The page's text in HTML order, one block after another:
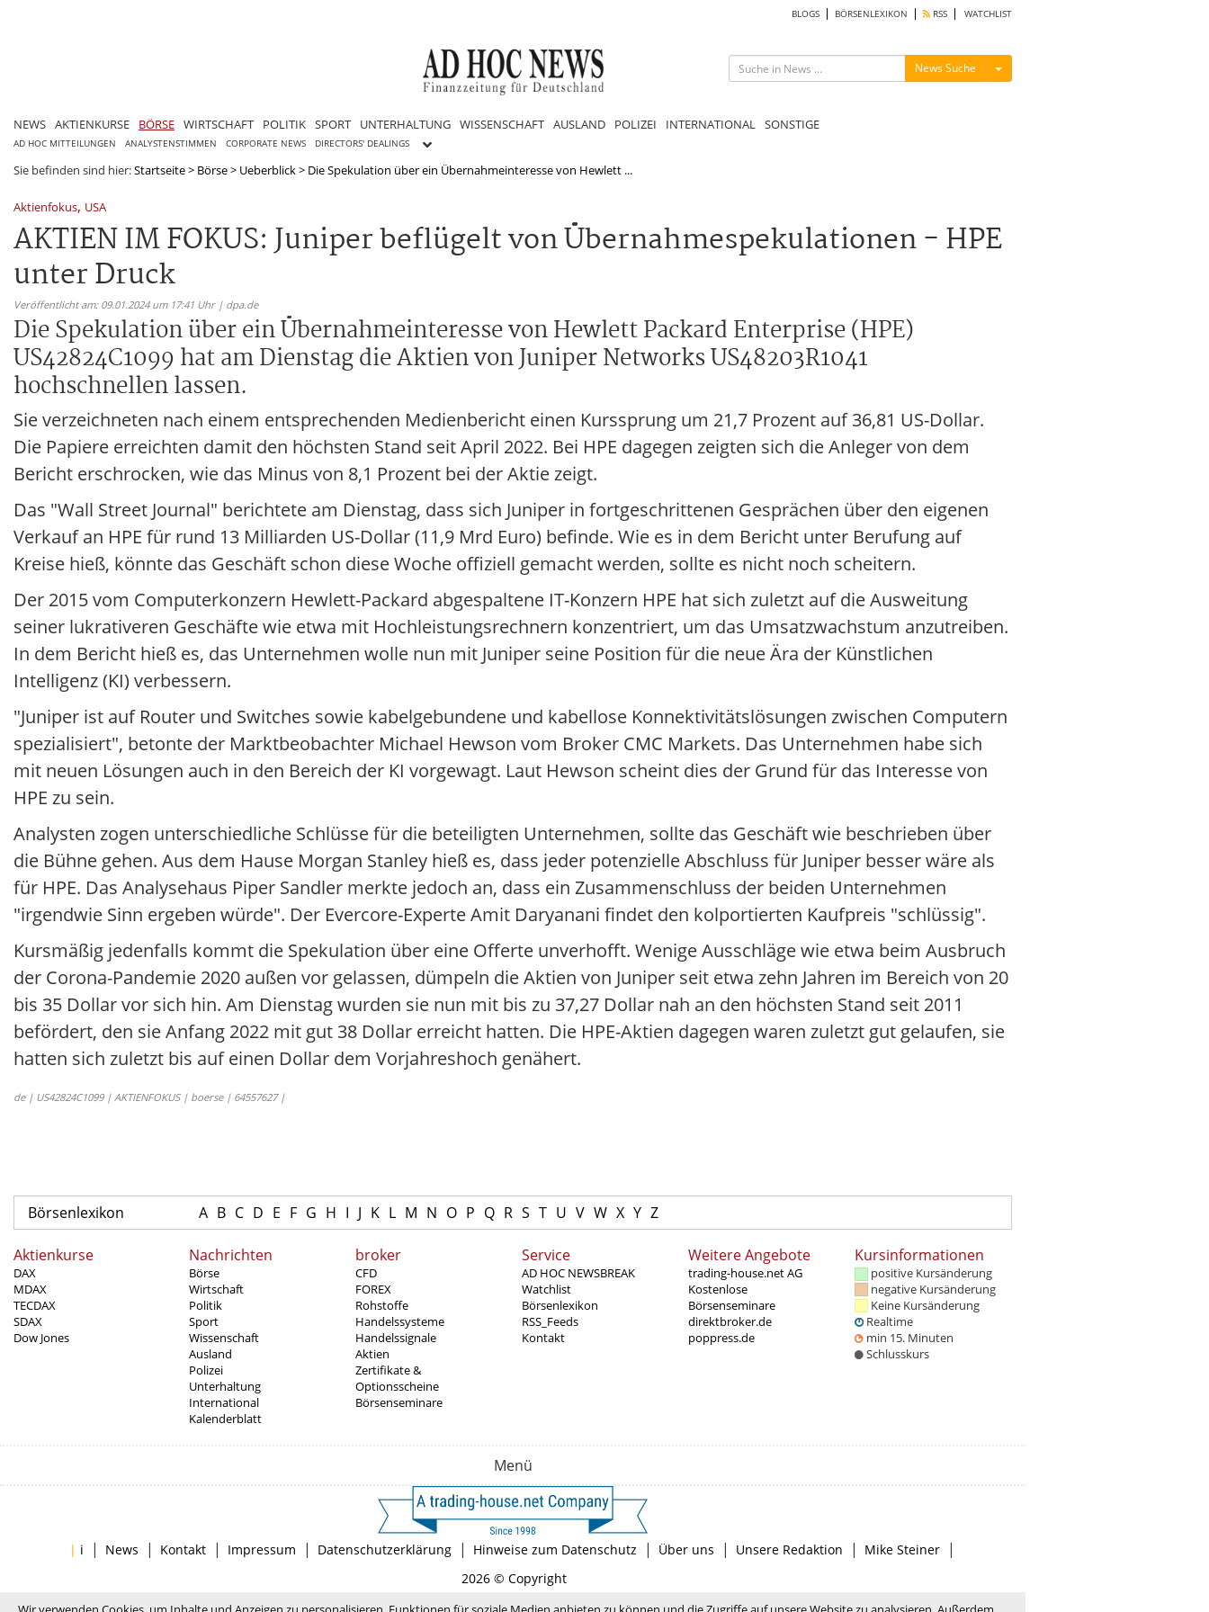
BLOGS BÖRSENLEXIKON RSS WATCHLIST
News Suche Menü ein-/ausblenden
NEWS AKTIENKURSE BÖRSE WIRTSCHAFT POLITIK SPORT UNTERHALTUNG WISSENSCHAFT AUSLAND POLIZEI INTERNATIONAL SONSTIGE
AD HOC MITTEILUNGEN ANALYSTENSTIMMEN CORPORATE NEWS DIRECTORS' DEALINGS
Sie befinden sind hier:Startseite> Börse> Ueberblick> Die Spekulation über ein Übernahmeinteresse von Hewlett ...
Aktienfokus, USA
AKTIEN IM FOKUS: Juniper beflügelt von Übernahmespekulationen - HPE
unter Druck
Veröffentlicht am: 09.01.2024 um 17:41 Uhr | dpa.de
Die Spekulation über ein Übernahmeinteresse von Hewlett Packard Enterprise (HPE)
US42824C1099 hat am Dienstag die Aktien von Juniper Networks US48203R1041
hochschnellen lassen.
Sie verzeichneten nach einem entsprechenden Medienbericht einen Kurssprung um 21,7 Prozent auf 36,81 US-Dollar.
Die Papiere erreichten damit den höchsten Stand seit April 2022. Bei HPE dagegen zeigten sich die Anleger von dem
Bericht erschrocken, wie das Minus von 8,1 Prozent bei der Aktie zeigt.
Das "Wall Street Journal" berichtete am Dienstag, dass sich Juniper in fortgeschrittenen Gesprächen über den eigenen
Verkauf an HPE für rund 13 Milliarden US-Dollar (11,9 Mrd Euro) befinde. Wie es in dem Bericht unter Berufung auf
Kreise hieß, könnte das Geschäft schon diese Woche offiziell gemacht werden, sollte es nicht noch scheitern.
Der 2015 vom Computerkonzern Hewlett-Packard abgespaltene IT-Konzern HPE hat sich zuletzt auf die Ausweitung
seiner lukrativeren Geschäfte wie etwa mit Hochleistungsrechnern konzentriert, um das Umsatzwachstum anzutreiben.
In dem Bericht hieß es, das Unternehmen wolle nun mit Juniper seine Position für die neue Ära der Künstlichen
Intelligenz (KI) verbessern.
"Juniper ist auf Router und Switches sowie kabelgebundene und kabellose Konnektivitätslösungen zwischen Computern
spezialisiert", betonte der Marktbeobachter Michael Hewson vom Broker CMC Markets. Das Unternehmen habe sich
mit neuen Lösungen auch in den Bereich der KI vorgewagt. Laut Hewson scheint dies der Grund für das Interesse von
HPE zu sein.
Analysten zogen unterschiedliche Schlüsse für die beteiligten Unternehmen, sollte das Geschäft wie beschrieben über
die Bühne gehen. Aus dem Hause Morgan Stanley hieß es, dass jeder potenzielle Abschluss für Juniper besser wäre als
für HPE. Das Analysehaus Piper Sandler merkte jedoch an, dass ein Zusammenschluss der beiden Unternehmen
"irgendwie Sinn ergeben würde". Der Evercore-Experte Amit Daryanani findet den kolportierten Kaufpreis "schlüssig".
Kursmäßig jedenfalls kommt die Spekulation über eine Offerte unverhofft. Wenige Ausschläge wie etwa beim Ausbruch
der Corona-Pandemie 2020 außen vor gelassen, dümpeln die Aktien von Juniper seit etwa zehn Jahren im Bereich von 20
bis 35 Dollar vor sich hin. Am Dienstag wurden sie nun mit bis zu 37,27 Dollar nah an den höchsten Stand seit 2011
befördert, den sie Anfang 2022 mit gut 38 Dollar erreicht hatten. Die HPE-Aktien dagegen waren zuletzt gut gelaufen, sie
hatten sich zuletzt bis auf einen Dollar dem Vorjahreshoch genähert.
de | US42824C1099 | AKTIENFOKUS | boerse | 64557627 |
Börsenlexikon A B C D E F G H I J K L M N O P Q R S T U V W X Y Z
Aktienkurse
DAX
MDAX
TECDAX
SDAX
Dow Jones
Nachrichten
Börse
Wirtschaft
Politik
Sport
Wissenschaft
Ausland
Polizei
Unterhaltung
International
Kalenderblatt
broker
CFD
FOREX
Rohstoffe
Handelssysteme
Handelssignale
Aktien
Zertifikate &
Optionsscheine
Börsenseminare
Service
AD HOC NEWSBREAK
Watchlist
Börsenlexikon
RSS_Feeds
Kontakt
Weitere Angebote
trading-house.net AG
Kostenlose
Börsenseminare
direktbroker.de
poppress.de
Kursinformationen
positive Kursänderung
negative Kursänderung
Keine Kursänderung
Realtime
min 15. Minuten
Schlusskurs
Menü
| i | News | Kontakt | Impressum | Datenschutzerklärung | Hinweise zum Datenschutz | Über uns | Unsere Redaktion | Mike Steiner |
2026 © Copyright